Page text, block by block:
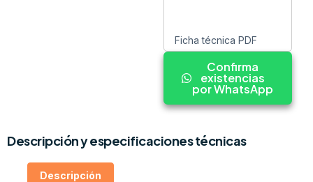
Ficha técnica PDF
Confirma
existencias
por WhatsApp
Descripción y especificaciones técnicas
Descripción